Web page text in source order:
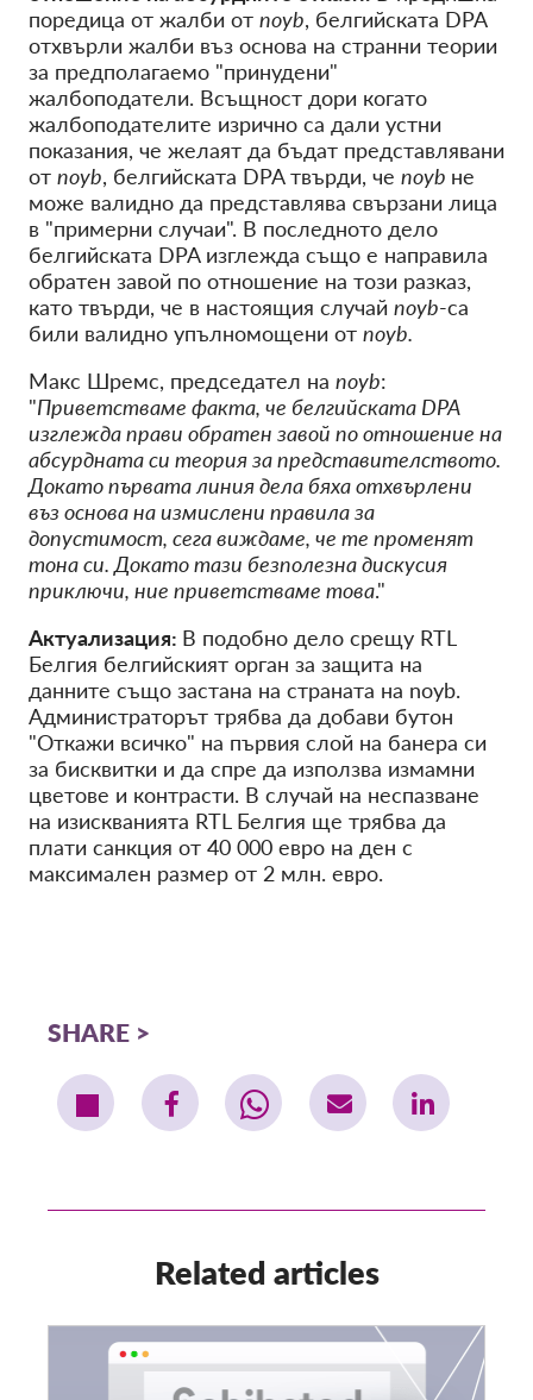
поредица от жалби от noyb, белгийската DPA
отхвърли жалби въз основа на странни теории
за предполагаемо "принудени"
жалбоподатели. Всъщност дори когато
жалбоподателите изрично са дали устни
показания, че желаят да бъдат представлявани
от noyb, белгийската DPA твърди, че noyb не
може валидно да представлява свързани лица
в "примерни случаи". В последното дело
белгийската DPA изглежда също е направила
обратен завой по отношение на този разказ,
като твърди, че в настоящия случай noyb-са
били валидно упълномощени от noyb.
Макс Шремс, председател на noyb:
"Приветстваме факта, че белгийската DPA
изглежда прави обратен завой по отношение на
абсурдната си теория за представителството.
Докато първата линия дела бяха отхвърлени
въз основа на измислени правила за
допустимост, сега виждаме, че те променят
тона си. Докато тази безполезна дискусия
приключи, ние приветстваме това."
Актуализация: В подобно дело срещу RTL
Белгия белгийският орган за защита на
данните също застана на страната на noyb.
Администраторът трябва да добави бутон
"Откажи всичко" на първия слой на банера си
за бисквитки и да спре да използва измамни
цветове и контрасти. В случай на неспазване
на изискванията RTL Белгия ще трябва да
плати санкция от 40 000 евро на ден с
максимален размер от 2 млн. евро.
SHARE
Related articles